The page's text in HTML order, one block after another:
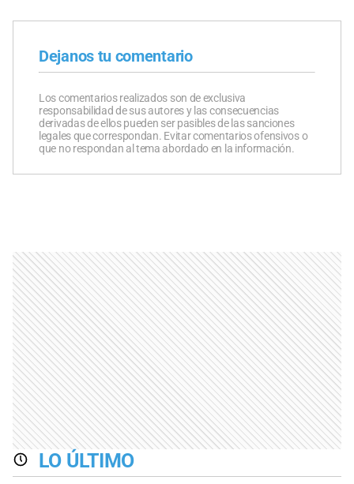
Dejanos tu comentario
Los comentarios realizados son de exclusiva
responsabilidad de sus autores y las consecuencias
derivadas de ellos pueden ser pasibles de las sanciones
legales que correspondan. Evitar comentarios ofensivos o
que no respondan al tema abordado en la información.
LO ÚLTIMO